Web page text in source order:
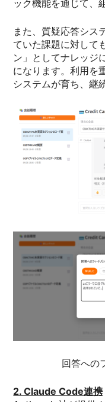
ック機能を通じて、
また、質疑応答シス
ていた課題に対して
ン」としてナレッジ
になります。利用を
システムが育ち、継
回答への
2. Claude Code連携